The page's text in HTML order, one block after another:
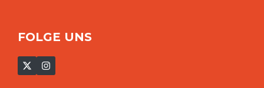
FOLGE UNS